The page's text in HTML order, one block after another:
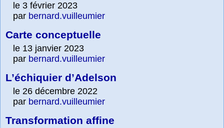
le 3 février 2023
par bernard.vuilleumier
Carte conceptuelle
le 13 janvier 2023
par bernard.vuilleumier
L’échiquier d’Adelson
le 26 décembre 2022
par bernard.vuilleumier
Transformation affine